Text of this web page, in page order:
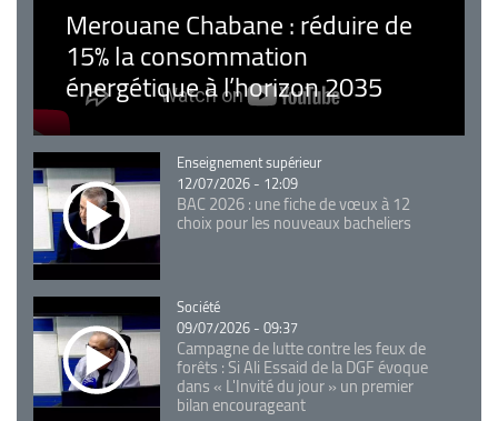
Merouane Chabane : réduire de
15% la consommation
énergétique à l’horizon 2035
Catégorie
Enseignement supérieur
12/07/2026 - 12:09
BAC 2026 : une fiche de vœux à 12
choix pour les nouveaux bacheliers
Catégorie
Société
09/07/2026 - 09:37
Campagne de lutte contre les feux de
forêts : Si Ali Essaid de la DGF évoque
dans « L'Invité du jour » un premier
bilan encourageant